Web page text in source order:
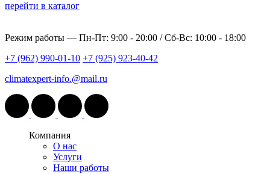
перейти в каталог
Режим работы — Пн-Пт: 9:00 - 20:00 / Сб-Вс: 10:00 - 18:00
+7 (962) 990-01-10 +7 (925) 923-40-42
climatexpert-info.@mail.ru
Компания
О нас
Услуги
Наши работы